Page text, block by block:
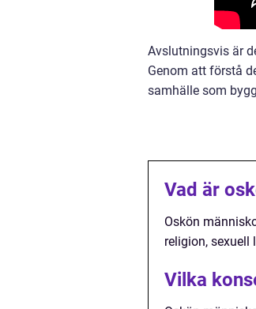
Avslutningsvis är
Genom att förstå
samhälle som
Vad är
Oskön
religion, sexuell
Vilka